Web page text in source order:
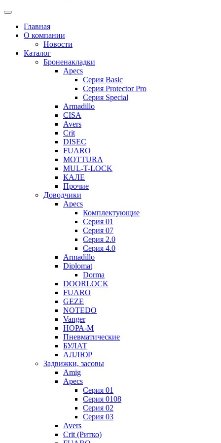
Главная
О компании
Новости
Каталог
Броненакладки
Apecs
Серия Basic
Серия Protector Pro
Серия Special
Armadillo
CISA
Avers
Crit
DISEC
FUARO
MOTTURA
MUL-T-LOCK
КАЛЕ
Прочие
Доводчики
Apecs
Комплектующие
Серия 01
Серия 07
Серия 2.0
Серия 4.0
Armadillo
Diplomat
Dorma
DOORLOCK
FUARO
GEZE
NOTEDO
Vanger
НОРА-М
Пневматические
БУЛАТ
АЛЛЮР
Задвижки, засовы
Amig
Apecs
Серия 01
Серия 0108
Серия 02
Серия 03
Avers
Crit (Ритко)